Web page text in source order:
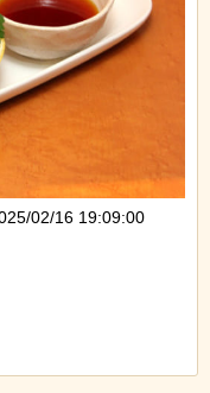
02/16 19:09:00